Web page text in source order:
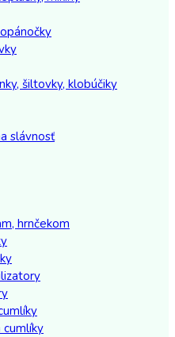
šiltovky, klobúčiky
slávnosť
hrnčekom
cumlíky